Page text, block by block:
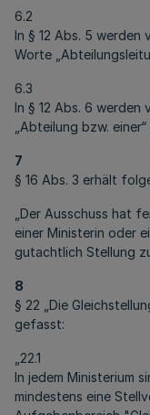
6.2
In § 12 Abs. 5 werden
Worte
6.3
In § 12 Abs. 6 werden
„Abteilung bzw.
7
§ 16 Abs. 3 erhält
„Der Ausschuss hat
einer Ministerin oder
gutachtlich Stellung
8
§ 22 „Die
gefasst:
„22.1
In jedem Ministerium
mindestens eine